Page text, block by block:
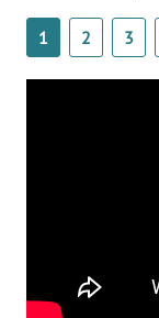
1 2 3
PAPUA
BARAT
JAMBI